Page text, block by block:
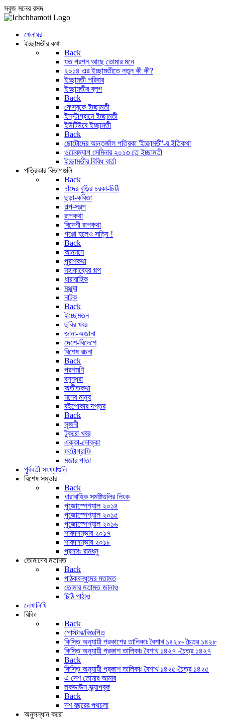
সবুজ মনের রসদ
খেলাঘর
ইচ্ছামতীর কথা
Back
যত প্রশ্ন আছে তোমার মনে
২০১৪ এর ইচ্ছামতীতে নতুন কী কী?
ইচ্ছামতী পরিবার
ইচ্ছামতীর ব্লগ
Back
ফেসবুকে ইচ্ছামতী
ইন্‌স্টাগ্রামে ইচ্ছামতী
ইউটিউবে ইচ্ছামতী
Back
ছোটোদের আন্তর্জাল পত্রিকা 'ইচ্ছামতী'-র ইতিকথা
ওয়েবম্যাগ সেমিনার ২০১৩ তে ইচ্ছামতী
ইচ্ছামতীর বিবিধ বার্তা
পত্রিকার বিভাগগুলি
Back
চাঁদের বুড়ির চরকা-চিঠি
ছড়া-কবিতা
গল্প-স্বল্প
রূপকথা
বিদেশী রূপকথা
গপ্পো হলেও সত্যি !
Back
আনমনে
পুরাণকথা
মহাকাব্যের গল্প
ধারাবাহিক
মঞ্জুষা
নাটক
Back
ইচ্ছেমতন
ছবির খবর
জানা-অজানা
দেশে-বিদেশে
বিশেষ রচনা
Back
পরশমণি
বসুন্ধরা
অতীতকথা
মনের মানুষ
বইপোকার দপ্তর
Back
সৃজনী
টুকরো খবর
এক্কা-দোক্কা
ফটোগ্রাফি
মজার পাতা
পূর্ববর্তী সংখ্যাগুলি
বিশেষ সম্ভার
Back
ধারাবাহিক সমষ্টিগুলির লিংক
পুজোস্পেশ্যাল ২০১৪
পুজোস্পেশ্যাল ২০১৫
পুজোস্পেশ্যাল ২০১৬
শারদসম্ভার ২০১৭
শারদসম্ভার ২০১৮
প্রসঙ্গঃ রামধনু
তোমাদের মতামত
Back
পাঠকবন্ধুদের মতামত
তোমার মতামত জানাও
চিঠি পাঠাও
লেখালিখি
বিবিধ
Back
পোস্টার/বিজ্ঞপ্তি
কিস্তি অনুযায়ী প্রকাশের তালিকাঃ বৈশাখ ১৪২৮- চৈত্র ১৪২৮
কিস্তি অনুযায়ী প্রকাশ তালিকাঃ বৈশাখ ১৪২৭ -চৈত্র ১৪২৭
Back
কিস্তি অনুযায়ী প্রকাশ তালিকাঃ বৈশাখ ১৪২৫-চৈত্র ১৪২৫
এ দেশ তোমার আমার
লকডাউন স্ক্র্যাপবুক
Back
দশ বছরের পথচলা
অনুসন্ধান করো